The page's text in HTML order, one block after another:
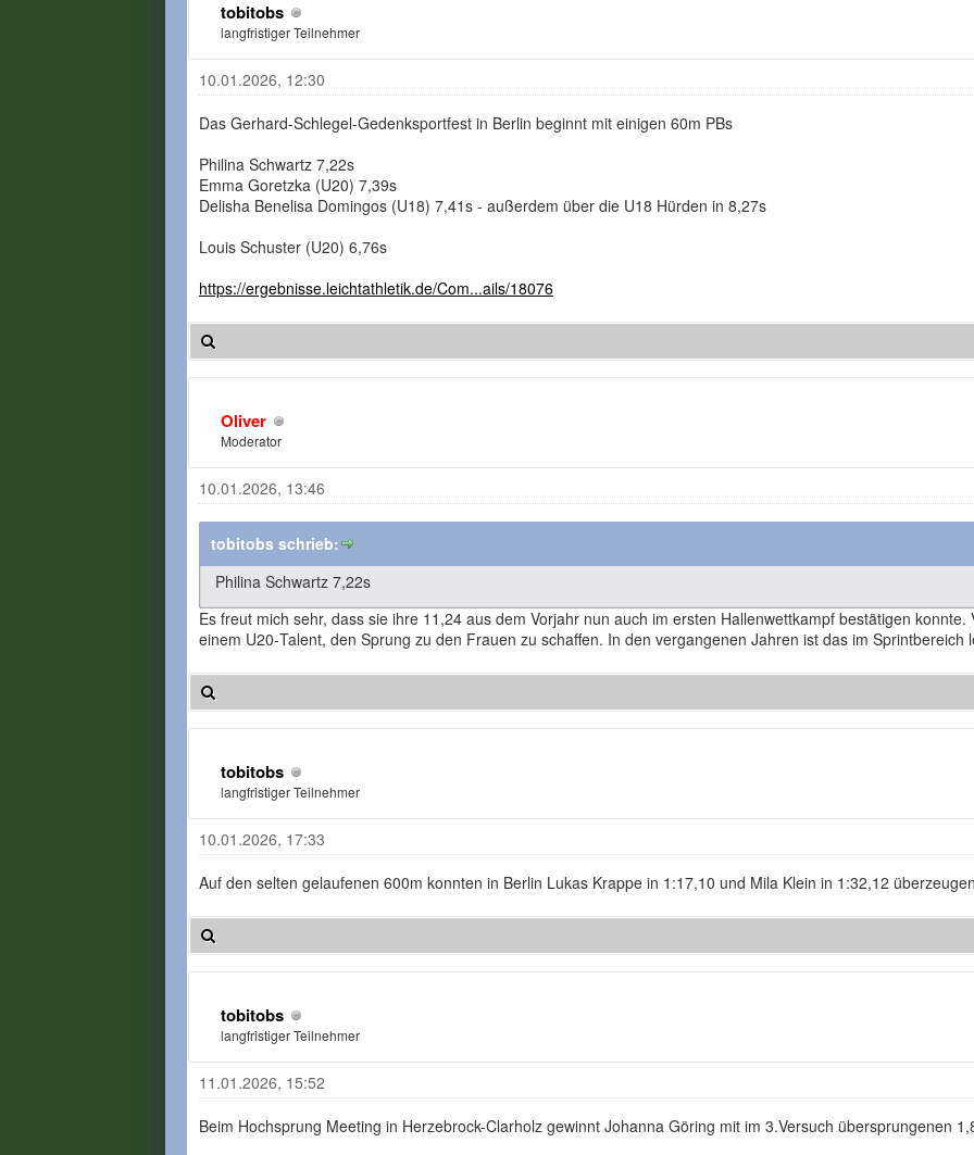
tobitobs
langfristiger Teilnehmer
10.01.2026, 12:30
Das Gerhard-Schlegel-Gedenksportfest in Berlin beginnt mit einigen 60m PBs
Philina Schwartz 7,22s
Emma Goretzka (U20) 7,39s
Delisha Benelisa Domingos (U18) 7,41s - außerdem über die U18 Hürden in 8,27s
Louis Schuster (U20) 6,76s
https://ergebnisse.leichtathletik.de/Com...ails/18076
Oliver
Moderator
10.01.2026, 13:46
tobitobs schrieb:
Philina Schwartz 7,22s
Es freut mich sehr, dass sie ihre 11,24 aus dem Vorjahr nun auch im ersten Hallenwettkampf bestätigen
einem U20‑Talent, den Sprung zu den Frauen zu schaffen. In den vergangenen Jahren ist das im
tobitobs
langfristiger Teilnehmer
10.01.2026, 17:33
Auf den selten gelaufenen 600m konnten in Berlin Lukas Krappe in 1:17,10 und Mila Klein in 1:32,12
tobitobs
langfristiger Teilnehmer
11.01.2026, 15:52
Beim Hochsprung Meeting in Herzebrock-Clarholz gewinnt Johanna Göring mit im 3.Versuch übersprungenen